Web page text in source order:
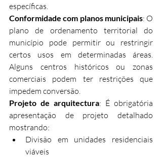
específicas.
Conformidade com planos municipais: O
plano de ordenamento territorial do
município pode permitir ou restringir
certos usos em determinadas áreas.
Alguns centros históricos ou zonas
comerciais podem ter restrições que
impedem conversão.
Projeto de arquitectura: É obrigatória
apresentação de projeto detalhado
mostrando:
Divisão em unidades residenciais
viáveis